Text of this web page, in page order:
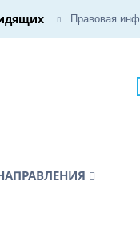
Правовая